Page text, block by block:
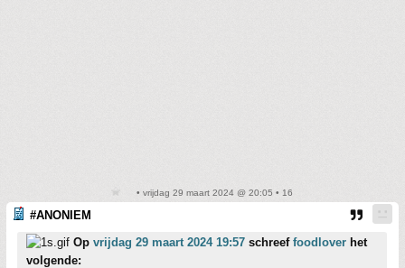
• vrijdag 29 maart 2024 @ 20:05 • 16
#ANONIEM
Op vrijdag 29 maart 2024 19:57 schreef foodlover het
volgende: